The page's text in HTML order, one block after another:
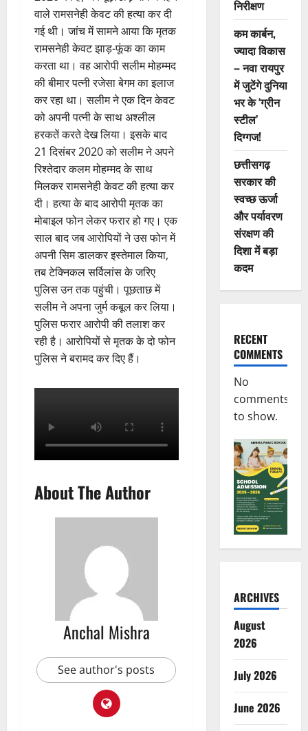
वाले रामसनेही केवट की हत्या कर दी
गई थी। जांच में सामने आया कि मृतक
रामसनेही केवट झाड़-फूंक का काम
करता था। वह आरोपी सलीम मोहम्मद
की बीमार पत्नी रजेसा बेगम का इलाज
कर रहा था। सलीम ने एक दिन केवट
को अपनी पत्नी के साथ अश्लील
हरकतें करते देख लिया। इसके बाद
21 दिसंबर 2020 को सलीम ने अपने
रिश्तेदार कलम मोहम्मद के साथ
मिलकर रामसनेही केवट की हत्या कर
दी। हत्या के बाद आरोपी मृतक का
मोबाइल फोन लेकर फरार हो गए। एक
साल बाद जब आरोपियों ने उस फोन में
अपनी सिम डालकर इस्तेमाल किया,
तब टेक्निकल सर्विलांस के जरिए
पुलिस उन तक पहुंची। पूछताछ में
सलीम ने अपना जुर्म कबूल कर लिया।
पुलिस फरार आरोपी की तलाश कर
रही है। आरोपियों से मृतक के दो फोन
पुलिस ने बरामद कर दिए हैं।
About The Author
Anchal Mishra
See author's posts
निरीक्षण
कम कार्बन,
ज्यादा विकास
– नवा रायपुर
में जुटेंगे दुनिया
भर के ‘ग्रीन
स्टील’
दिग्गज!
छत्तीसगढ़
सरकार की
स्वच्छ ऊर्जा
और पर्यावरण
संरक्षण की
दिशा में बड़ा
कदम
RECENT
COMMENTS
No
comments
to show.
ARCHIVES
August
2026
July 2026
June 2026